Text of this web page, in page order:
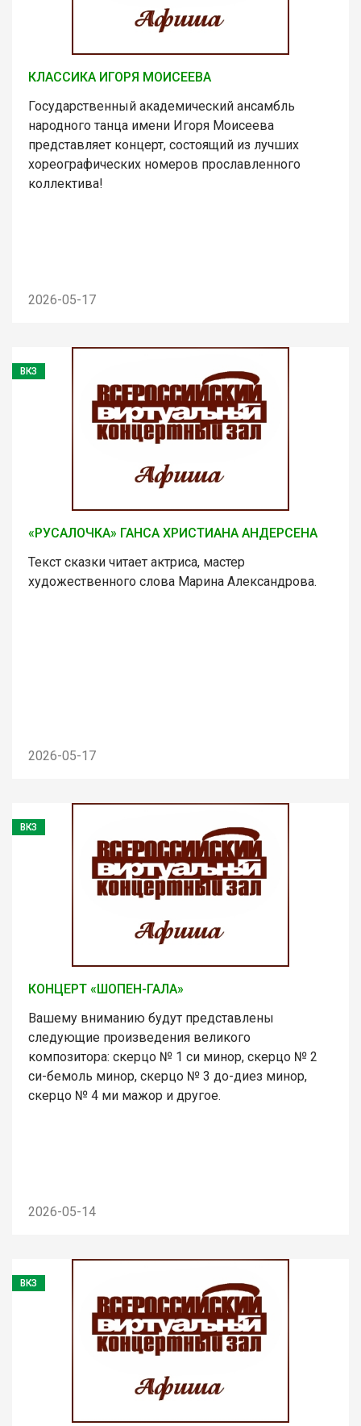
КЛАССИКА ИГОРЯ МОИСЕЕВА
Государственный академический ансамбль
народного танца имени Игоря Моисеева
представляет концерт, состоящий из лучших
хореографических номеров прославленного
коллектива!
2026-05-17
ВКЗ
«РУСАЛОЧКА» ГАНСА ХРИСТИАНА АНДЕРСЕНА
Текст сказки читает актриса, мастер
художественного слова Марина Александрова.
2026-05-17
ВКЗ
КОНЦЕРТ «ШОПЕН-ГАЛА»
Вашему вниманию будут представлены
следующие произведения великого
композитора: скерцо № 1 си минор, скерцо № 2
си-бемоль минор, скерцо № 3 до-диез минор,
скерцо № 4 ми мажор и другое.
2026-05-14
ВКЗ